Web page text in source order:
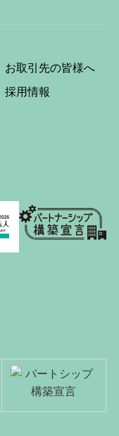
お取引先の皆様へ
採用情報